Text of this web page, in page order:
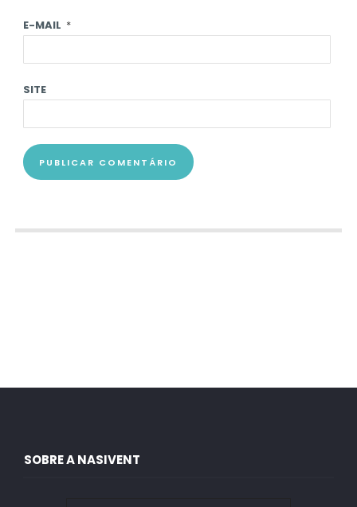
E-MAIL *
SITE
SOBRE A NASIVENT